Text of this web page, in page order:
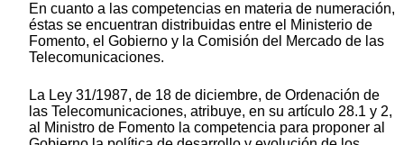
En cuanto a las competencias en materia de numeración,
éstas se encuentran distribuidas entre el Ministerio de
Fomento, el Gobierno y la Comisión del Mercado de las
Telecomunicaciones.
La Ley 31/1987, de 18 de diciembre, de Ordenación de
las Telecomunicaciones, atribuye, en su artículo 28.1 y 2,
al Ministro de Fomento la competencia para proponer al